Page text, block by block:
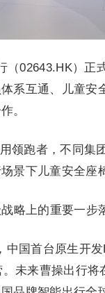
（02643.HK）正
系互通、儿童
。
领跑者，不同集
景下儿童安全座
略上的重要一步
中国首台原生开
未来曹操出行